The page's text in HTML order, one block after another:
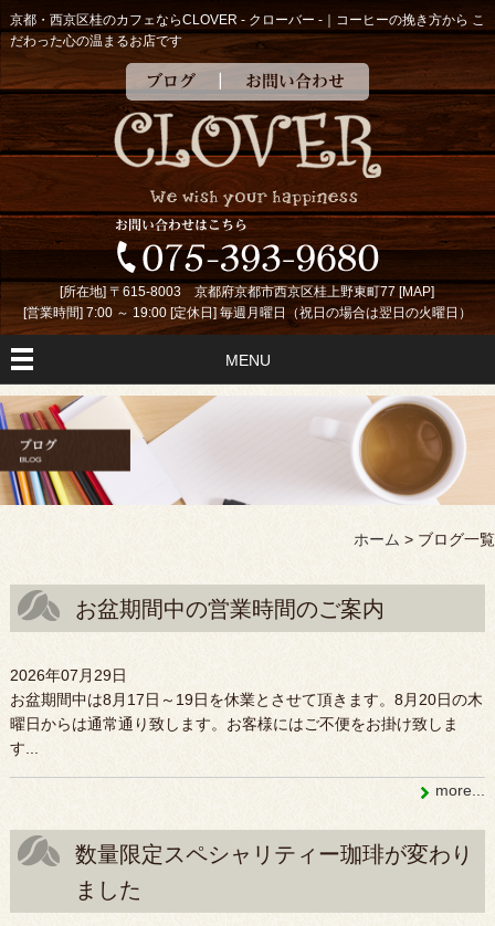
京都・西京区桂のカフェならCLOVER - クローバー -｜コーヒーの挽き方から こ
だわった心の温まるお店です
ブログ お問い合わせ
[所在地] 〒615-8003 京都府京都市西京区桂上野東町77 [MAP]
[営業時間] 7:00 ～ 19:00 [定休日] 毎週月曜日（祝日の場合は翌日の火曜日）
MENU
ホーム > ブログ一覧
お盆期間中の営業時間のご案内
2026年07月29日
お盆期間中は8月17日～19日を休業とさせて頂きます。8月20日の木
曜日からは通常通り致します。お客様にはご不便をお掛け致しま
す...
more...
数量限定スペシャリティー珈琲が変わり
ました